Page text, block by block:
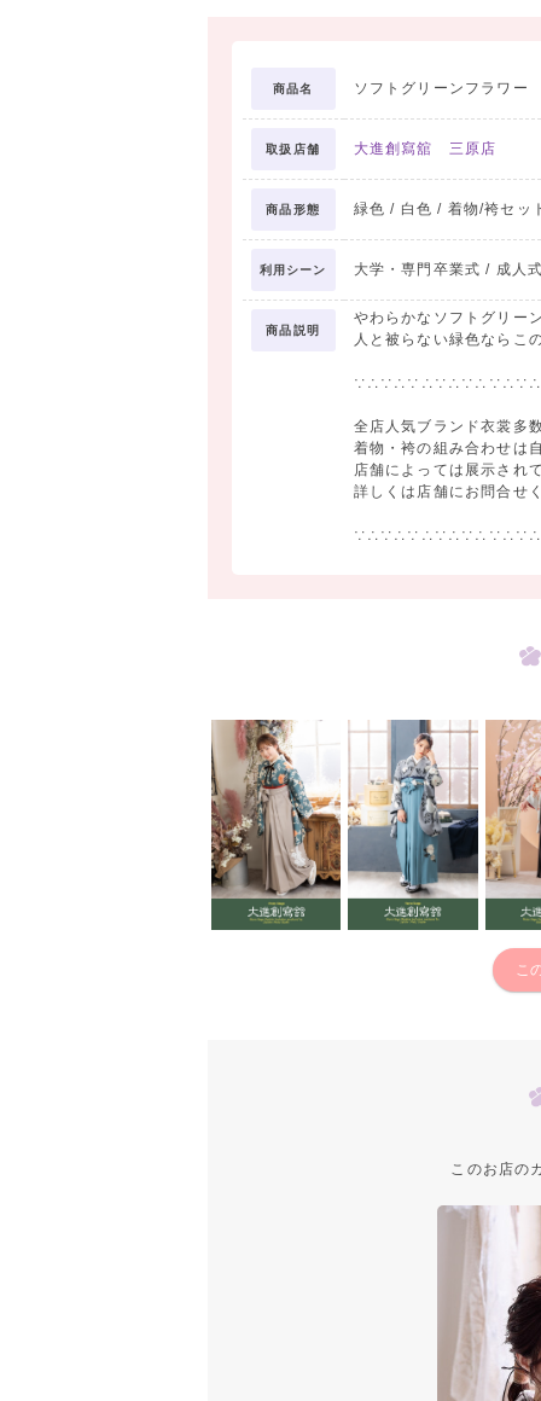
商品名 ソフトグリーンフラワー
取扱店舗 大進創寫舘 三原店
商品形態 緑色 / 白色 / 着物/袴セッ
利用シーン 大学・専門卒業式 / 成人
商品説明
やわらかなソフトグリー
人と被らない緑色ならこ
全店人気ブランド衣裳多
着物・袴の組み合わせは
店舗によっては展示され
詳しくは店舗にお問合せ
こ
このお店の